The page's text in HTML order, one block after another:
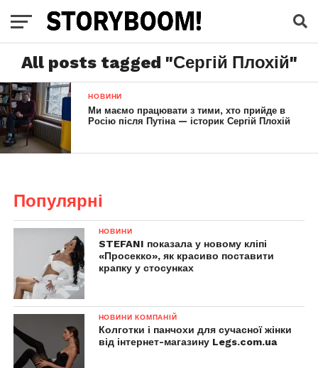
All posts tagged "Сергій Плохій"
НОВИНИ
Ми маємо працювати з тими, хто прийде в
Росію після Путіна — історик Сергій Плохій
Популярні
НОВИНИ
STEFANI показала у новому кліпі
«Просекко», як красиво поставити
крапку у стосунках
НОВИНИ КОМПАНІЙ
Колготки і панчохи для сучасної жінки
від інтернет-магазину Legs.com.ua